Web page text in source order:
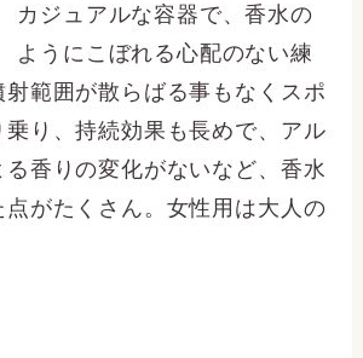
カジュアルな容器で、香水の
ようにこぼれる心配のない練
射範囲が散らばる事もなくスポ
乗り、持続効果も長めで、アル
る香りの変化がないなど、香水
点がたくさん。女性用は大人の